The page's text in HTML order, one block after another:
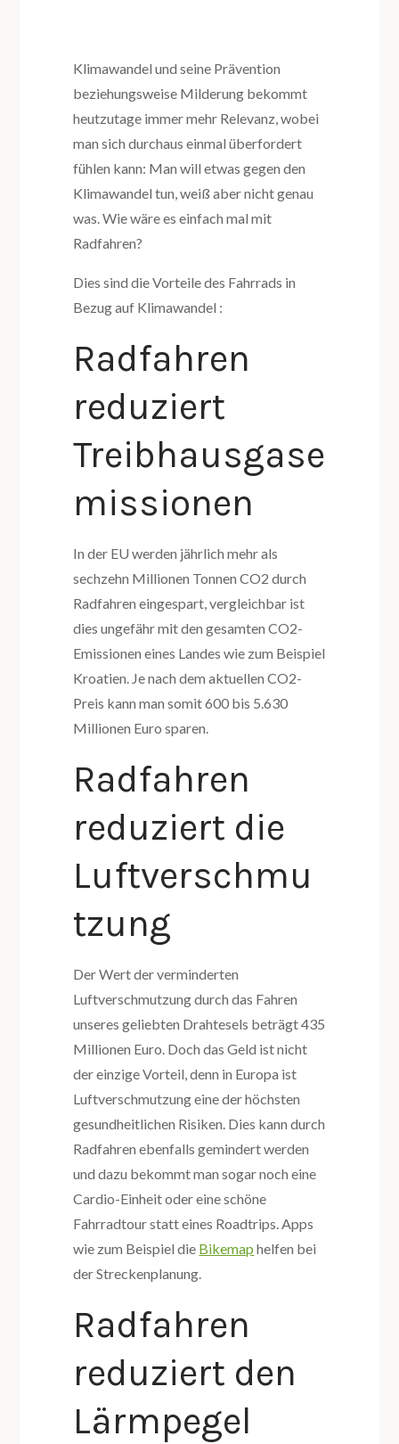
Klimawandel und seine Prävention
beziehungsweise Milderung bekommt
heutzutage immer mehr Relevanz, wobei
man sich durchaus einmal überfordert
fühlen kann: Man will etwas gegen den
Klimawandel tun, weiß aber nicht genau
was. Wie wäre es einfach mal mit
Radfahren?
Dies sind die Vorteile des Fahrrads in
Bezug auf Klimawandel :
Radfahren
reduziert
Treibhausgase
missionen
In der EU werden jährlich mehr als
sechzehn Millionen Tonnen CO2 durch
Radfahren eingespart, vergleichbar ist
dies ungefähr mit den gesamten CO2-
Emissionen eines Landes wie zum Beispiel
Kroatien. Je nach dem aktuellen CO2-
Preis kann man somit 600 bis 5.630
Millionen Euro sparen.
Radfahren
reduziert die
Luftverschmu
tzung
Der Wert der verminderten
Luftverschmutzung durch das Fahren
unseres geliebten Drahtesels beträgt 435
Millionen Euro. Doch das Geld ist nicht
der einzige Vorteil, denn in Europa ist
Luftverschmutzung eine der höchsten
gesundheitlichen Risiken. Dies kann durch
Radfahren ebenfalls gemindert werden
und dazu bekommt man sogar noch eine
Cardio-Einheit oder eine schöne
Fahrradtour statt eines Roadtrips. Apps
wie zum Beispiel die Bikemap helfen bei
der Streckenplanung.
Radfahren
reduziert den
Lärmpegel